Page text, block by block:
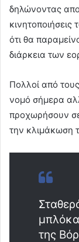
δηλώνοντας
κινητοποιήσεις
ότι θα
διάρκεια των
Πολλοί από
νομό σήμερα
προχωρήσουν
την κλιμάκωση
της